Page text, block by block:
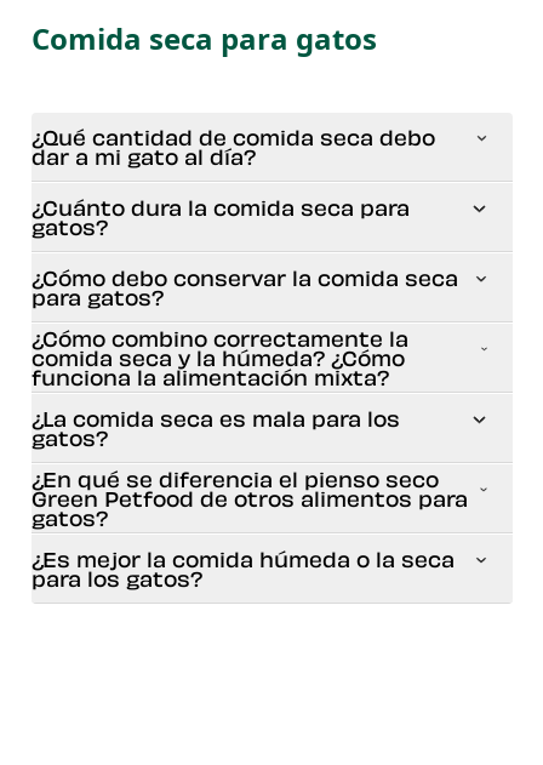
Comida seca para gatos
¿Qué cantidad de comida seca debo
dar a mi gato al día?
¿Cuánto dura la comida seca para
gatos?
¿Cómo debo conservar la comida seca
para gatos?
¿Cómo combino correctamente la
comida seca y la húmeda? ¿Cómo
funciona la alimentación mixta?
¿La comida seca es mala para los
gatos?
¿En qué se diferencia el pienso seco
Green Petfood de otros alimentos para
gatos?
¿Es mejor la comida húmeda o la seca
para los gatos?